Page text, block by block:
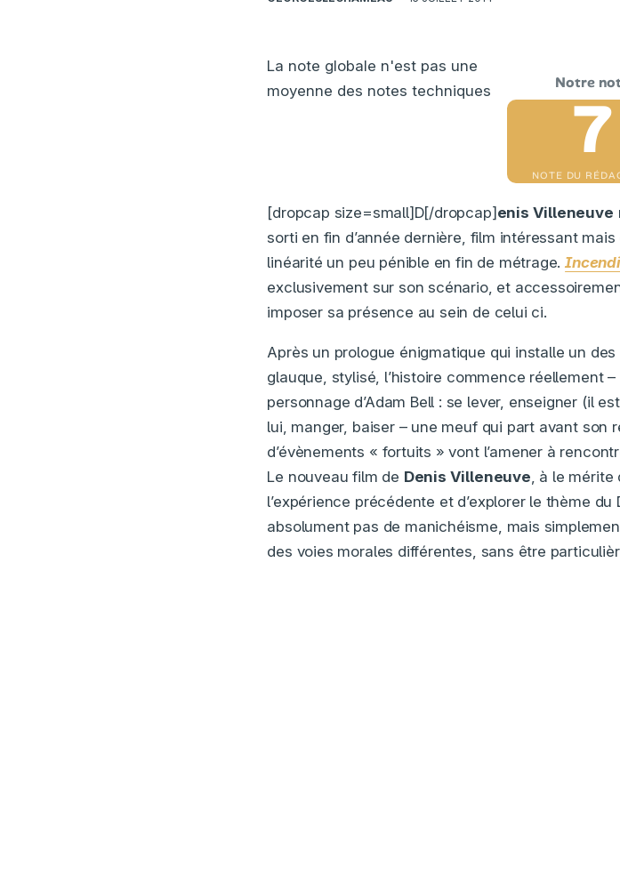
La note globale n'est pas une
moyenne des notes techniques
7
NOTE DU
[dropcap size=small]D[/dropcap] enis Villeneuve
sorti en fin d’année dernière, film intéressant
linéarité un peu pénible en fin de métrage.
exclusivement sur son scénario, et
imposer sa présence au sein de celui ci.
Après un prologue énigmatique qui installe un des
glauque, stylisé, l’histoire commence réellement
personnage d’Adam Bell : se lever, enseigner (il
lui, manger, baiser – une meuf qui part avant son
d’évènements « fortuits » vont l’amener à
Le nouveau film de Denis Villeneuve, à le mérite
l’expérience précédente et d’explorer le thème
absolument pas de manichéisme, mais
des voies morales différentes, sans être